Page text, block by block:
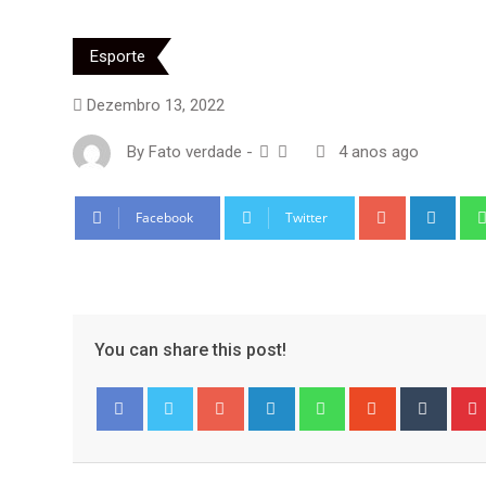
Esporte
Dezembro 13, 2022
By Fato verdade - 4 anos ago
Facebook Twitter Google+
You can share this post!
Google+ LinkedIn WhatsappStumbleUpon
Tumblr